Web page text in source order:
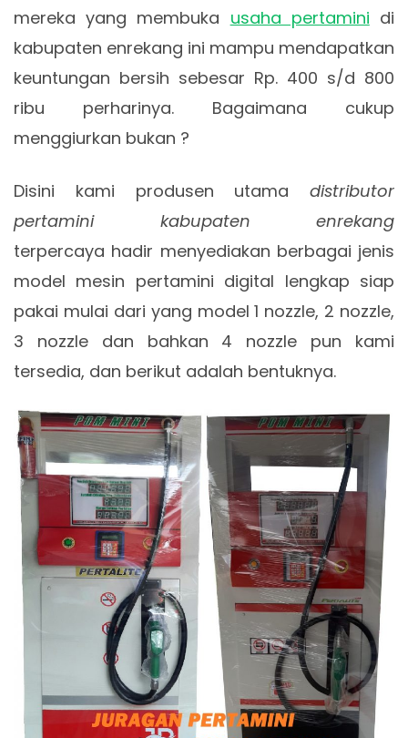
mereka yang membuka usaha pertamini di
kabupaten enrekang ini mampu mendapatkan
keuntungan bersih sebesar Rp. 400 s/d 800
ribu perharinya. Bagaimana cukup
menggiurkan bukan ?
Disini kami produsen utama distributor
pertamini kabupaten enrekang
terpercaya hadir menyediakan berbagai jenis
model mesin pertamini digital lengkap siap
pakai mulai dari yang model 1 nozzle, 2 nozzle,
3 nozzle dan bahkan 4 nozzle pun kami
tersedia, dan berikut adalah bentuknya.